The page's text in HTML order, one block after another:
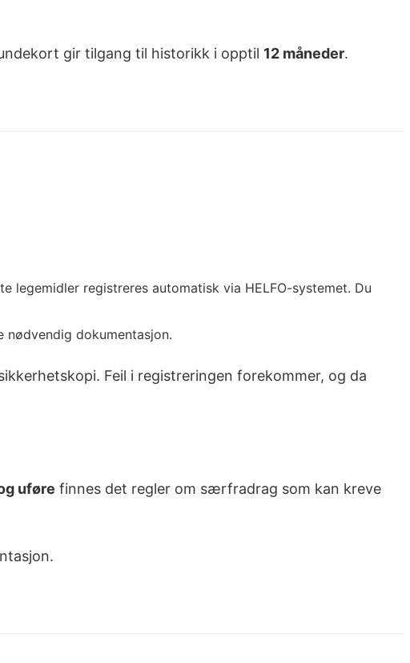
gir tilgang til historikk i opptil 12 måneder.
legemidler registreres automatisk via HELFO-systemet. Du
dokumentasjon.
Feil i registreringen forekommer, og da
uføre finnes det regler om særfradrag som kan kreve